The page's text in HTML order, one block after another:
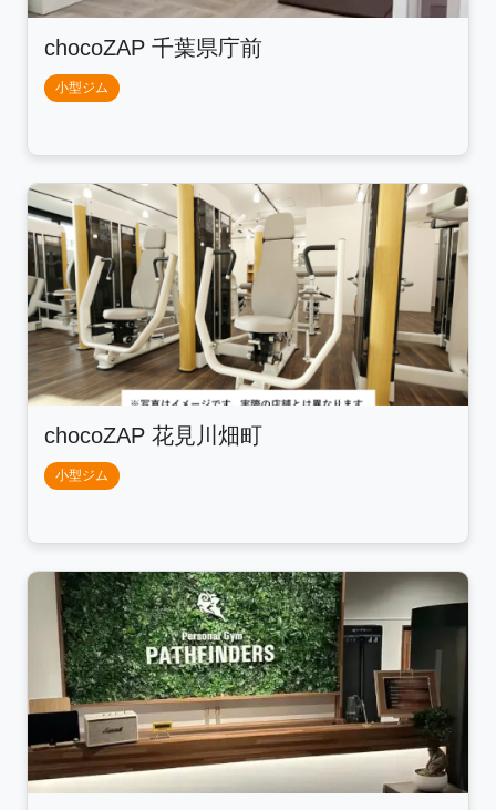
chocoZAP 千葉県庁前
小型ジム
chocoZAP 花見川畑町
小型ジム